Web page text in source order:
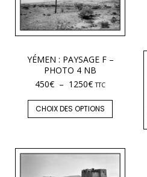
YÉMEN : PAYSAGE F –
PHOTO 4 NB
450€ – 1250€ TTC
CHOIX DES OPTIONS